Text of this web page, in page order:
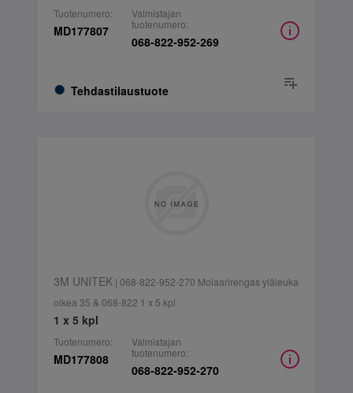
Tuotenumero:
MD177807
Tehdastilaustuote
Valmistajan
tuotenumero:
068-822-952-269
3M UNITEK| 068-822-952-270 Molaarirengas yläleuka
oikea 35 & 068-822 1 x 5 kpl
1 x 5 kpl
Tuotenumero:
MD177808
Valmistajan
tuotenumero:
068-822-952-270